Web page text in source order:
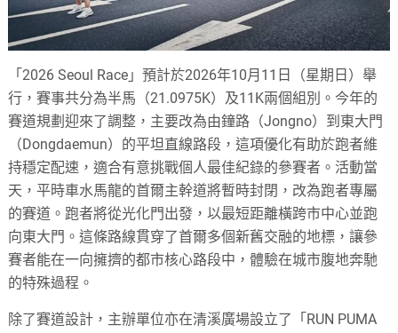
「2026 Seoul Race」預計於2026年10月11日（星期日）舉
行，賽事共分為半馬（21.0975K）及11K兩個組別。今年的
賽道規劃迎來了調整，主要改為由鐘路（Jongno）到東大門
（Dongdaemun）的平坦直線路段，這項優化有助於跑者維
持穩定配速，適合有意挑戰個人最佳紀錄的參賽者。活動當
天，平時車水馬龍的首爾主幹道將暫時封閉，改為跑者專屬
的賽道。跑者將從光化門出發，以最短距離橫跨市中心並跑
向東大門。這條路線貫穿了首爾多個新舊交融的地標，讓參
賽者能在一向擁擠的都市核心路段中，體驗在城市腹地奔馳
的特殊過程。
除了賽道設計，主辦單位亦在清溪廣場設立了「RUN PUMA